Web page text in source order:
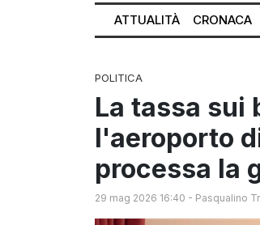
ATTUALITÀ CRONACA
POLITICA
La tassa sui
l'aeroporto
processa la
29 mag 2026 16:40 - Pasqualino